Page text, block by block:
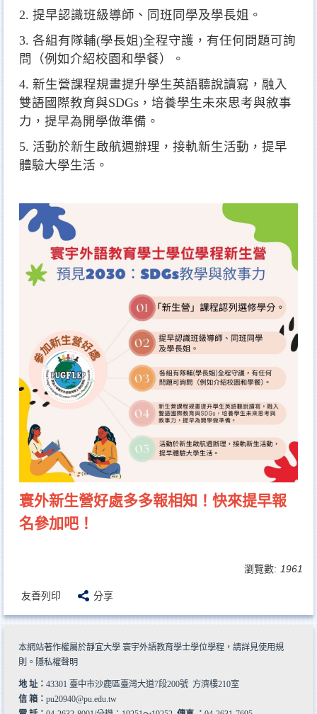
2. 提早認識班級導師、同班同學及學長姐。
3. 各組有隊輔(學長姐)全程守護，有任何問題可詢
問（例如介紹校園和學餐）。
4. 新生營課程規畫提升學生英語聽說讀寫，融入
雙語國際教育與SDGs，培養學生未來思考與敘事
力，提早為開學做準備。
5. 活動於新生啟航週辦理，接軌新生活動，提早
體驗大學生活。
寰外新生營好處多多報相知！快來提早報
名參加吧！
瀏覽數: 1961
友善列印 分享
本網站著作權屬於靜宜大學 寰宇外語教育學士學位學程，請詳見使用規
則 。 隱私權聲明
地 址： 43301 臺中市沙鹿區臺灣大道7段200號 方濟樓210室
信 箱： pu20940@pu.edu.tw